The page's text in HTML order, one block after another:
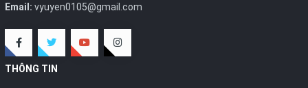
Email: vyuyen0105@gmail.com
THÔNG TIN